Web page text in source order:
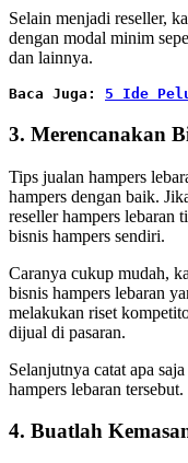
Selain menjadi reseller,
dengan modal minim
dan lainnya.
Baca Juga: 5 Ide
3. Merencanakan
Tips jualan hampers
hampers dengan baik.
reseller hampers lebaran
bisnis hampers sendiri.
Caranya cukup mudah,
bisnis hampers lebaran
melakukan riset
dijual di pasaran.
Selanjutnya catat apa
hampers lebaran tersebut.
4. Buatlah